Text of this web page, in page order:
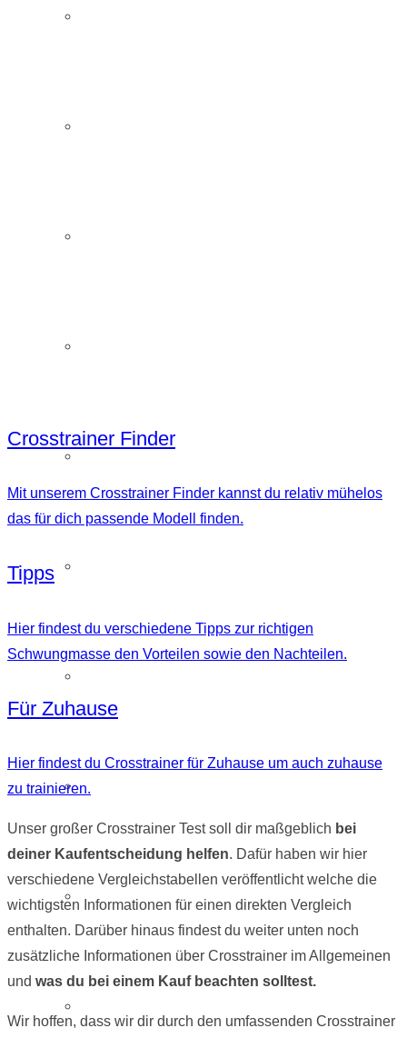
Reebok Crosstrainer
Skandika Crosstrainer
Crosstrainer Finder
Mit unserem Crosstrainer Finder kannst du relativ mühelos
das für dich passende Modell finden.
Tipps
Hier findest du verschiedene Tipps zur richtigen
Schwungmasse den Vorteilen sowie den Nachteilen.
Für Zuhause
Hier findest du Crosstrainer für Zuhause um auch zuhause
zu trainieren.
Unser großer Crosstrainer Test soll dir maßgeblich bei
deiner Kaufentscheidung helfen. Dafür haben wir hier
verschiedene Vergleichstabellen veröffentlicht welche die
wichtigsten Informationen für einen direkten Vergleich
enthalten. Darüber hinaus findest du weiter unten noch
zusätzliche Informationen über Crosstrainer im Allgemeinen
und was du bei einem Kauf beachten solltest.
Wir hoffen, dass wir dir durch den umfassenden Crosstrainer